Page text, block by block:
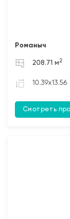
Романыч
208.71 м 2
10.39x13.56
Смотреть